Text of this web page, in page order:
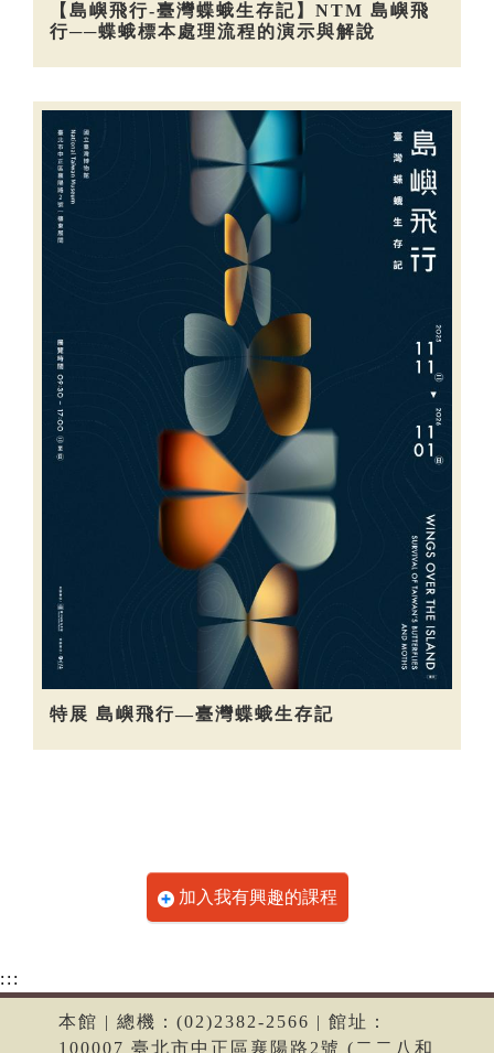
【島嶼飛行-臺灣蝶蛾生存記】NTM 島嶼飛
行──蝶蛾標本處理流程的演示與解說
特展 島嶼飛行—臺灣蝶蛾生存記
加入我有興趣的課程
:::
本館 | 總機：(02)2382-2566 | 館址：
100007 臺北市中正區襄陽路2號 (二二八和